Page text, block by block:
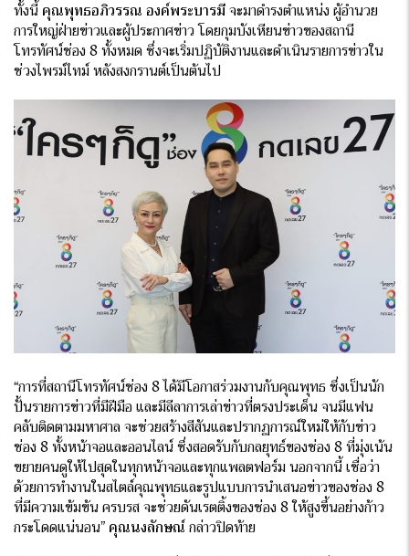
ทั้งนี้ คุณพุทธอภิวรรณ องค์พระบารมี จะมาดำรงตำแหน่ง ผู้อำนวย
การใหญ่ฝ่ายข่าวและผู้ประกาศข่าว โดยกุมบังเหียนข่าวของสถานี
โทรทัศน์ช่อง 8 ทั้งหมด ซึ่งจะเริ่มปฏิบัติงานและดำเนินรายการข่าวใน
ช่วงไพรม์ไทม์ หลังสงกรานต์เป็นต้นไป
“การที่สถานีโทรทัศน์ช่อง 8 ได้มีโอกาสร่วมงานกับคุณพุทธ ซึ่งเป็นนัก
ปั้นรายการข่าวที่มีฝีมือ และมีลีลาการเล่าข่าวที่ตรงประเด็น จนมีแฟน
คลับติดตามมหาศาล จะช่วยสร้างสีสันและปรากฏการณ์ใหม่ให้กับข่าว
ช่อง 8 ทั้งหน้าจอและออนไลน์ ซึ่งสอดรับกับกลยุทธ์ของช่อง 8 ที่มุ่งเน้น
ขยายคนดูให้ไปสุดในทุกหน้าจอและทุกแพลตฟอร์ม นอกจากนี้ เชื่อว่า
ด้วยการทำงานในสไตล์คุณพุทธและรูปแบบการนำเสนอข่าวของช่อง 8
ที่มีความเข้มข้น ครบรส จะช่วยดันเรตติ้งของช่อง 8 ให้สูงขึ้นอย่างก้าว
กระโดดแน่นอน” คุณนงลักษณ์ กล่าวปิดท้าย